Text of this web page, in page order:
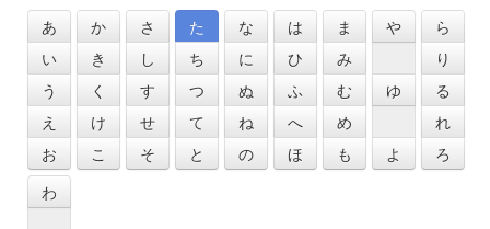
あ
い
う
え
お
か
き
く
け
こ
さ
し
す
せ
そ
た
ち
つ
て
と
な
に
ぬ
ね
の
は
ひ
ふ
へ
ほ
ま
み
む
め
も
や
ゆ
よ
ら
り
る
れ
ろ
わ